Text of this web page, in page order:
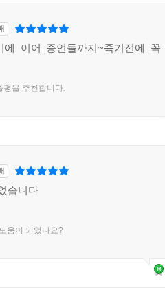
에 이어 증언들까지~죽기전에
평을 추천합니다.
습니다
움이 되었나요?